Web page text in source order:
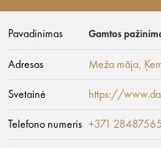
Pavadinimas Gamtos
Adresas Meža māja,
Svetainė https://
Telefono numeris +371 28487565